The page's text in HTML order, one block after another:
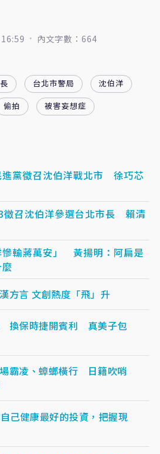
內文字數：664
台北市警局
沈伯洋
偷拍 被害妄想症
黨徵召沈伯洋戰北市 徐巧芯
徵召沈伯洋參選台北市長 賴清
慘輸蔣萬安」 黃揚明：阿扁是
方言 文創熱度「飛」升
換保時捷開賓利 真美子包
霸凌、蟑螂橫行 日籍吹哨
己健康最好的投資，把握現